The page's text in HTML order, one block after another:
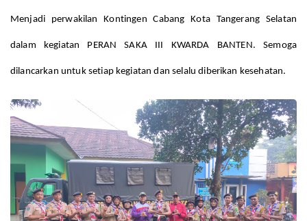
Menjadi perwakilan Kontingen Cabang Kota Tangerang Selatan
dalam kegiatan PERAN SAKA III KWARDA BANTEN. Semoga
dilancarkan untuk setiap kegiatan dan selalu diberikan kesehatan.